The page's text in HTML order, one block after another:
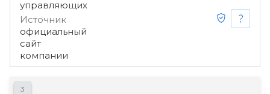
управляющих
Источник
официальный
сайт
компании
3